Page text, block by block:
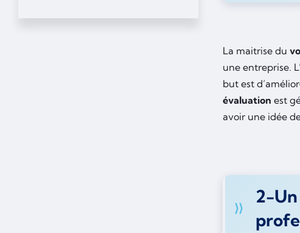
La maitrise du
une entreprise.
but est
évaluation est
avoir une idée
2-